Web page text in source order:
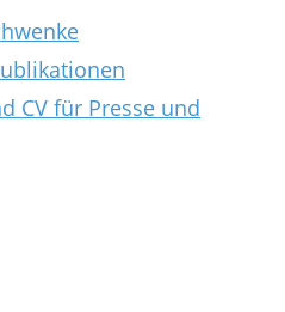
CV für Presse und